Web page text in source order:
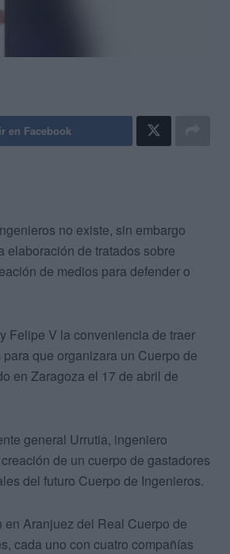
en Facebook
no existe, sin embargo
elaboración de tratados sobre
de medios para defender o
Felipe V la conveniencia de traer
que organizara un Cuerpo de
en Zaragoza el 17 de abril de
general Urrutia, ingeniero
de un cuerpo de gastadores
del futuro Cuerpo de Ingenieros.
Aranjuez del Real Cuerpo de
cada uno con cuatro compañías